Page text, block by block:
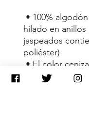
hilado en
jaspeados
poliéster)
algodón